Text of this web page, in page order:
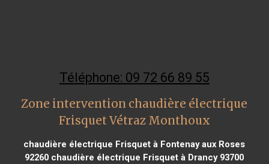
Téléphone: 09 72 66 89 55
Zone intervention chaudière électrique
Frisquet Vétraz Monthoux
chaudière électrique Frisquet à Fontenay aux Roses
92260 chaudière électrique Frisquet à Drancy 93700